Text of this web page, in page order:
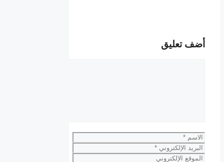
أضف تعليق
الاسم
البريد
الإلكتروني
الموقع